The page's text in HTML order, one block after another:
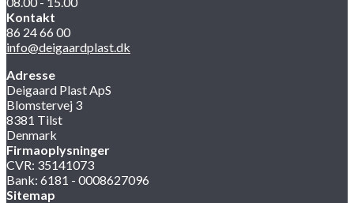
Kontakt
86 24 66 00
info@deigaardplast.dk
Adresse
Deigaard Plast ApS
Blomstervej 3
8381 Tilst
Denmark
Firmaoplysninger
CVR: 35141073
Bank: 6181 - 0008627096
Sitemap